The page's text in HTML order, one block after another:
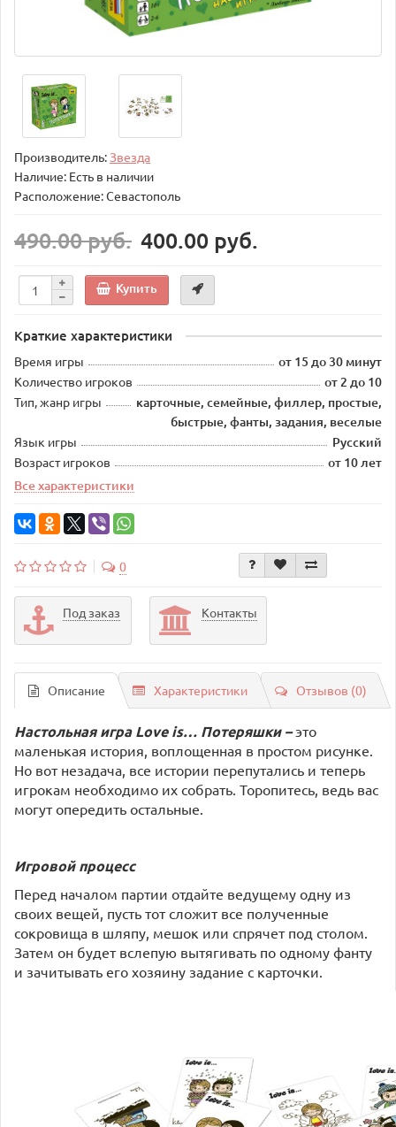
Производитель:Звезда
Наличие: Есть в наличии
Расположение: Севастополь
490.00 руб. 400.00 руб.
Купить
Краткие характеристики
Время игры от 15 до 30 минут
Количество игроков от 2 до 10
Тип, жанр игры
карточные, семейные, филлер, простые,
быстрые, фанты, задания, веселые
Язык игры Русский
Возраст игроков
от 10 лет
Все характеристики
0
Под заказ Контакты
Описание Характеристики Отзывов (0)
Настольная игра Love is… Потеряшки –это
маленькая история, воплощенная в простом рисунке.
Но вот незадача, все истории перепутались и теперь
игрокам необходимо их собрать. Торопитесь, ведь вас
могут опередить остальные.
Игровой процесс
Перед началом партии отдайте ведущему одну из
своих вещей, пусть тот сложит все полученные
сокровища в шляпу, мешок или спрячет под столом.
Затем он будет вслепую вытягивать по одному фанту
и зачитывать его хозяину задание с карточки.